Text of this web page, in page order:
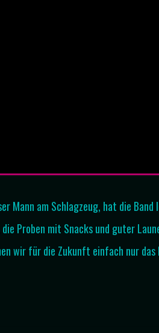
Mann am Schlagzeug, hat die Band
Proben mit Snacks und guter
wir für die Zukunft einfach nur das